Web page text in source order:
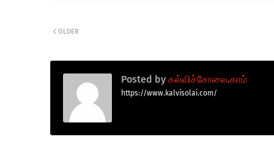
OLDER
Posted by கல்விச்சோலை.காம்
https://www.kalvisolai.com/